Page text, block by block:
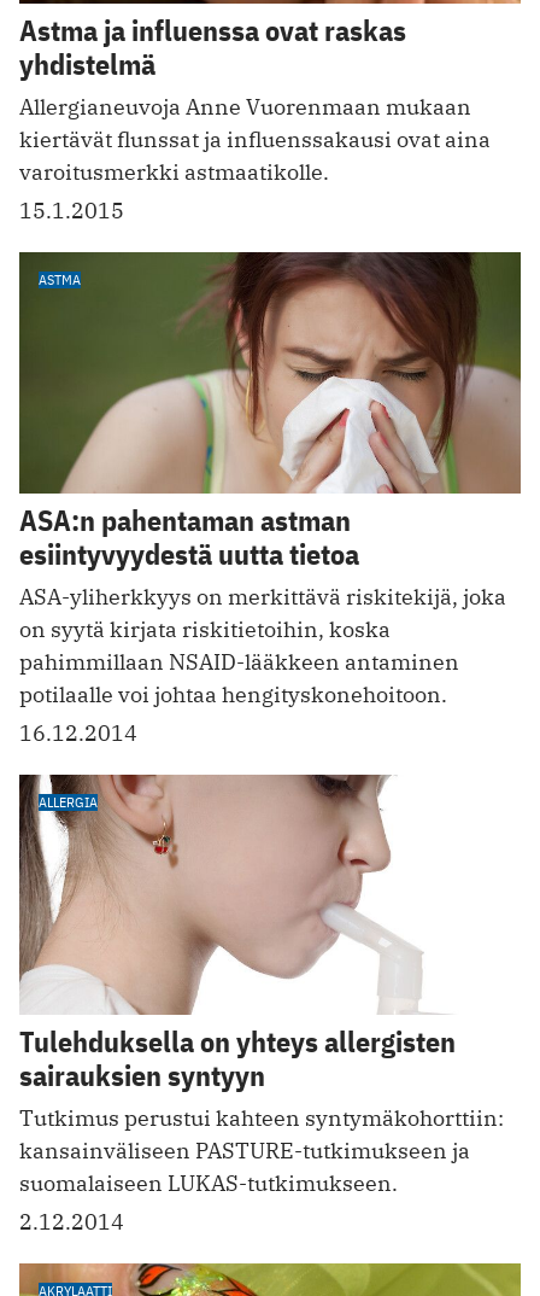
Astma ja influenssa ovat raskas
yhdistelmä
Allergianeuvoja Anne Vuorenmaan mukaan
kiertävät flunssat ja influenssakausi ovat aina
varoitusmerkki astmaatikolle.
15.1.2015
ASTMA
ASA:n pahentaman astman
esiintyvyydestä uutta tietoa
ASA-yliherkkyys on merkittävä riskitekijä, joka
on syytä kirjata riskitietoihin, koska
pahimmillaan NSAID-lääkkeen antaminen
potilaalle voi johtaa hengityskonehoitoon.
16.12.2014
ALLERGIA
Tulehduksella on yhteys allergisten
sairauksien syntyyn
Tutkimus perustui kahteen syntymäkohorttiin:
kansainväliseen PASTURE-tutkimukseen ja
suomalaiseen LUKAS-tutkimukseen.
2.12.2014
AKRYLAATTI